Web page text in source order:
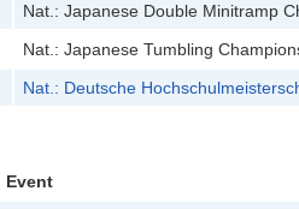
Nat.: Japanese Double Minitramp
Nat.: Japanese Tumbling
Nat.: Deutsche
Event